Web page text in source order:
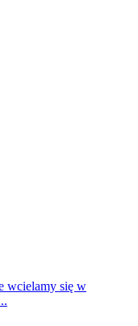
wcielamy się w